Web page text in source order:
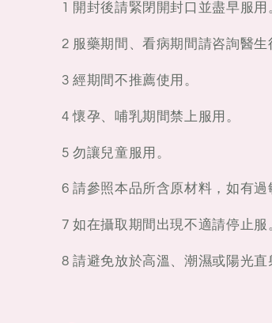
1 開封後請緊閉開封口並盡早服用
2 服藥期間、看病期間請咨詢醫生
3 經期間不推薦使用。
4 懷孕、哺乳期間禁上服用。
5 勿讓兒童服用。
6 請參照本品所含原材料，如有過
7 如在攝取期間出現不適請停止服
8 請避免放於高溫、潮濕或陽光直